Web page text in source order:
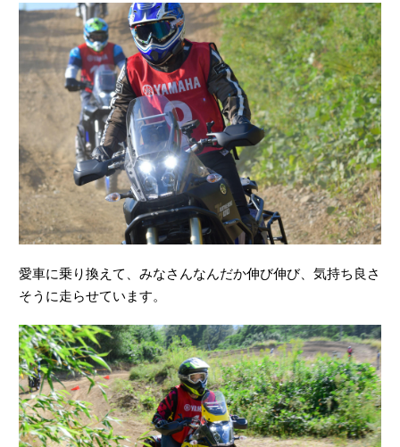
愛車に乗り換えて、みなさんなんだか伸び伸び、気持ち良さ
そうに走らせています。